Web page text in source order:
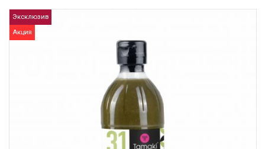
Эксклюзив
Акция